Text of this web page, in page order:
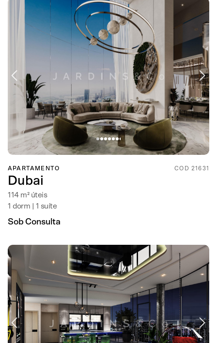
APARTAMENTO COD 21631
Dubai
114 m² úteis
1 dorm | 1 suíte
Sob Consulta